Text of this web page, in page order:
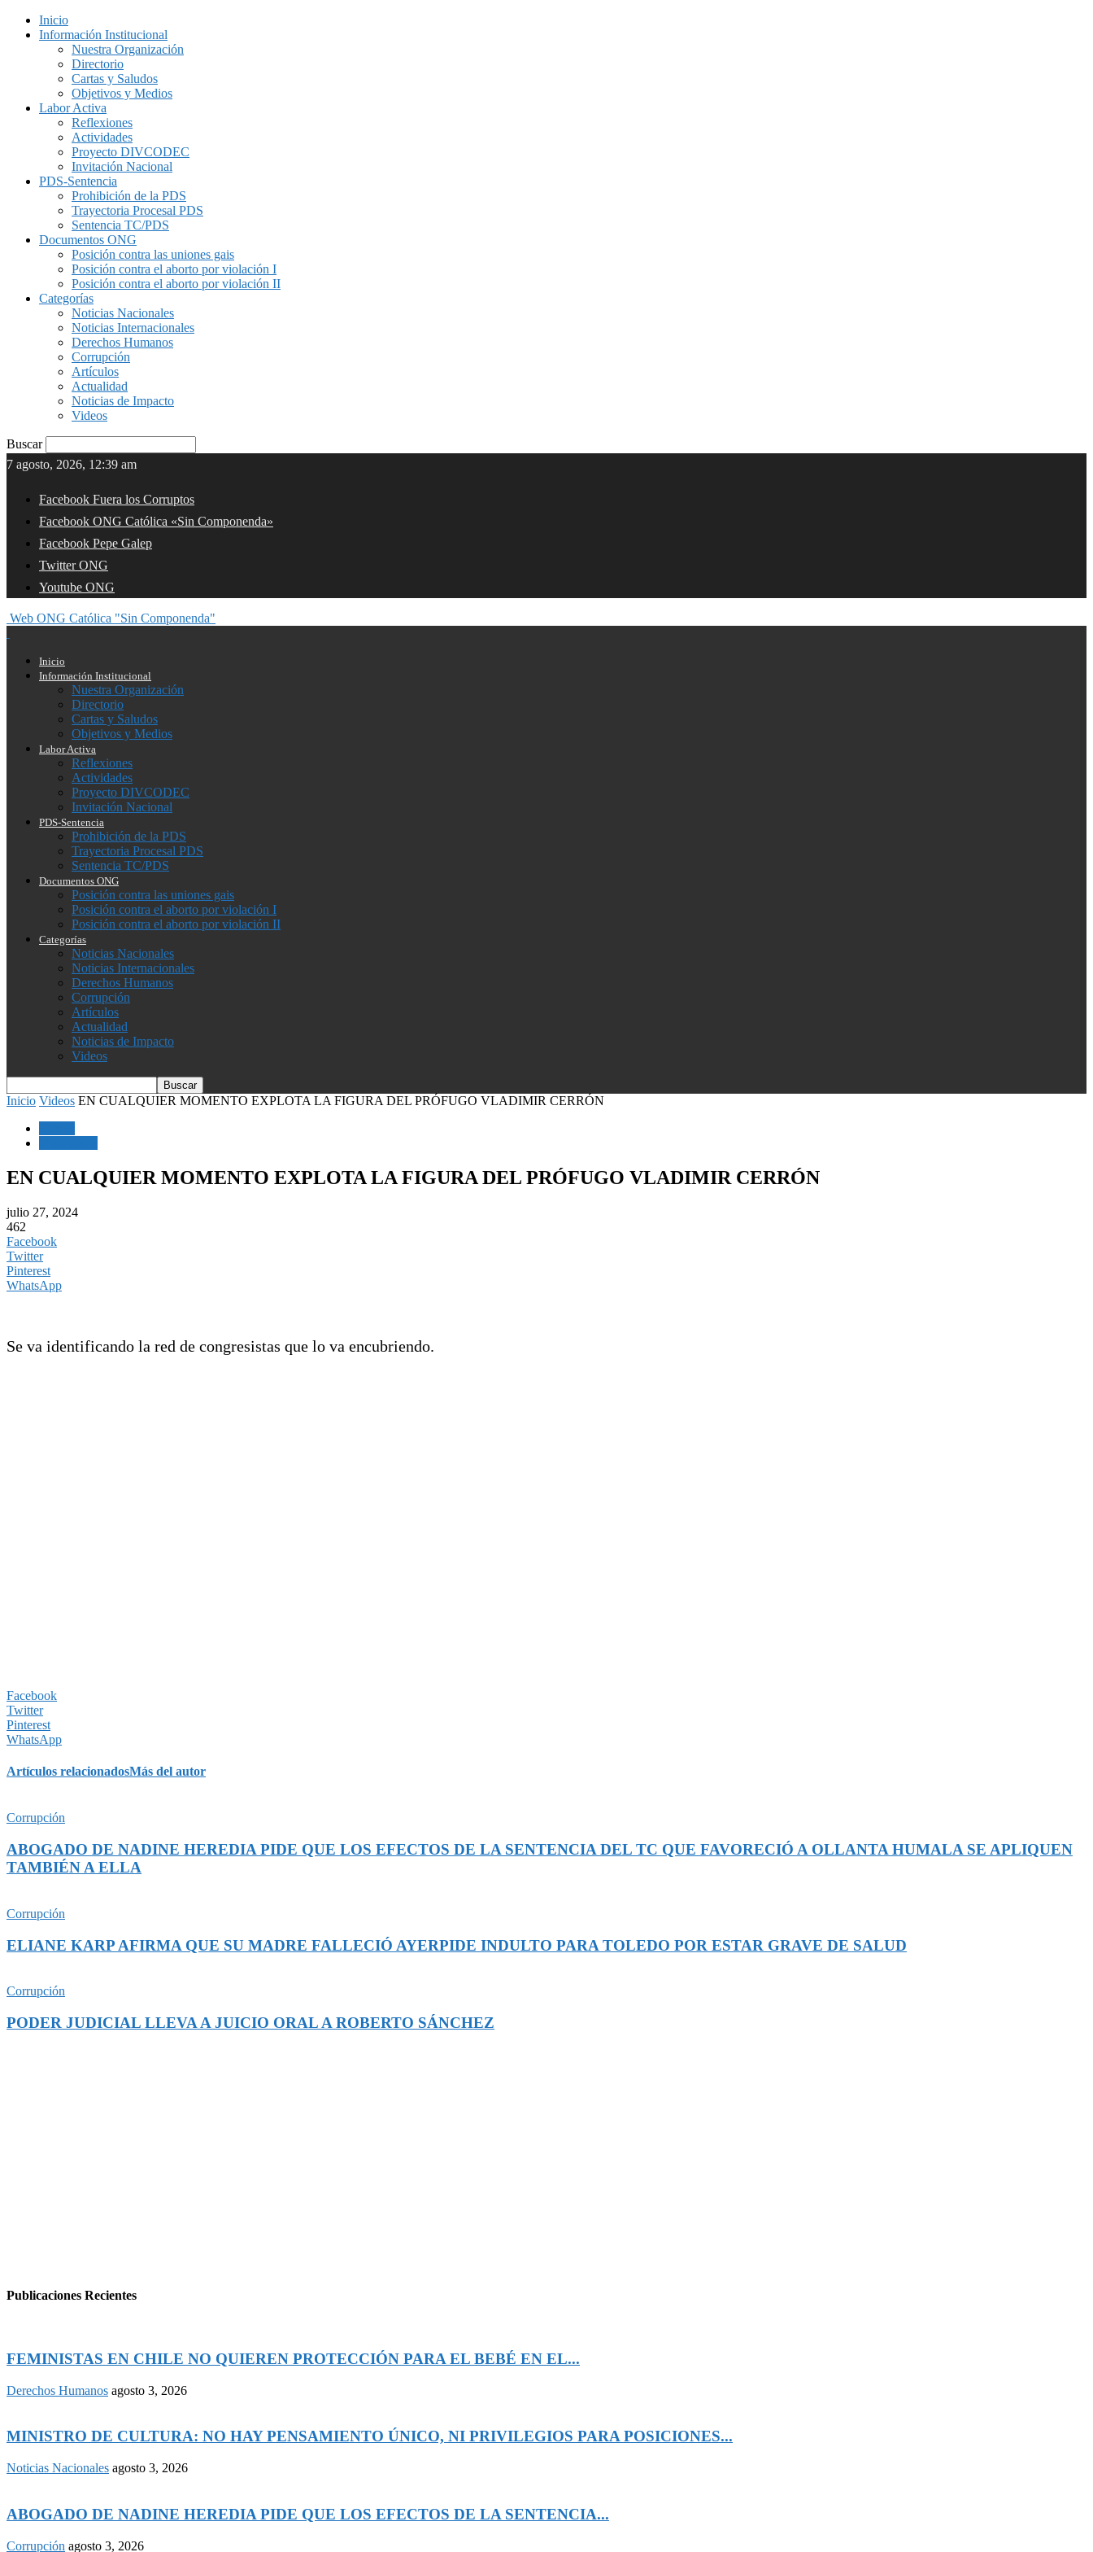
Inicio
Información Institucional
Nuestra Organización
Directorio
Cartas y Saludos
Objetivos y Medios
Labor Activa
Reflexiones
Actividades
Proyecto DIVCODEC
Invitación Nacional
PDS-Sentencia
Prohibición de la PDS
Trayectoria Procesal PDS
Sentencia TC/PDS
Documentos ONG
Posición contra las uniones gais
Posición contra el aborto por violación I
Posición contra el aborto por violación II
Categorías
Noticias Nacionales
Noticias Internacionales
Derechos Humanos
Corrupción
Artículos
Actualidad
Noticias de Impacto
Videos
Buscar
7 agosto, 2026, 12:39 am
Facebook Fuera los Corruptos
Facebook ONG Católica «Sin Componenda»
Facebook Pepe Galep
Twitter ONG
Youtube ONG
Web ONG Católica "Sin Componenda"
Inicio
Información Institucional
Nuestra Organización
Directorio
Cartas y Saludos
Objetivos y Medios
Labor Activa
Reflexiones
Actividades
Proyecto DIVCODEC
Invitación Nacional
PDS-Sentencia
Prohibición de la PDS
Trayectoria Procesal PDS
Sentencia TC/PDS
Documentos ONG
Posición contra las uniones gais
Posición contra el aborto por violación I
Posición contra el aborto por violación II
Categorías
Noticias Nacionales
Noticias Internacionales
Derechos Humanos
Corrupción
Artículos
Actualidad
Noticias de Impacto
Videos
Inicio Videos EN CUALQUIER MOMENTO EXPLOTA LA FIGURA DEL PRÓFUGO VLADIMIR CERRÓN
EN CUALQUIER MOMENTO EXPLOTA LA FIGURA DEL PRÓFUGO VLADIMIR CERRÓN
julio 27, 2024
462
Facebook
Twitter
Pinterest
WhatsApp
Se va identificando la red de congresistas que lo va encubriendo.
Facebook
Twitter
Pinterest
WhatsApp
Artículos relacionadosMás del autor
Corrupción
ABOGADO DE NADINE HEREDIA PIDE QUE LOS EFECTOS DE LA SENTENCIA DEL TC QUE FAVORECIÓ A OLLANTA HUMALA SE APLIQUEN
TAMBIÉN A ELLA
Corrupción
ELIANE KARP AFIRMA QUE SU MADRE FALLECIÓ AYERPIDE INDULTO PARA TOLEDO POR ESTAR GRAVE DE SALUD
Corrupción
PODER JUDICIAL LLEVA A JUICIO ORAL A ROBERTO SÁNCHEZ
Publicaciones Recientes
FEMINISTAS EN CHILE NO QUIEREN PROTECCIÓN PARA EL BEBÉ EN EL...
Derechos Humanos agosto 3, 2026
MINISTRO DE CULTURA: NO HAY PENSAMIENTO ÚNICO, NI PRIVILEGIOS PARA POSICIONES...
Noticias Nacionales agosto 3, 2026
ABOGADO DE NADINE HEREDIA PIDE QUE LOS EFECTOS DE LA SENTENCIA...
Corrupción agosto 3, 2026